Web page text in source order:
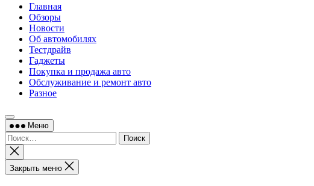
Главная
Обзоры
Новости
Об автомобилях
Тестдрайв
Гаджеты
Покупка и продажа авто
Обслуживание и ремонт авто
Разное
Меню
Найти:
Закрыть
поиск
Закрыть меню